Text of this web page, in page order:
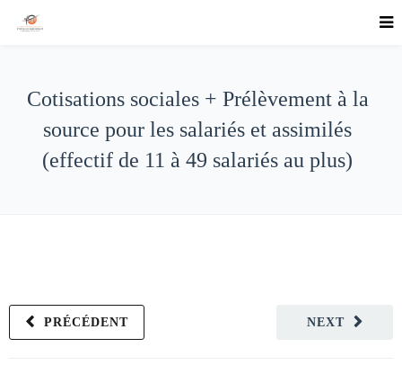
Cotisations sociales + Prélèvement à la
source pour les salariés et assimilés
(effectif de 11 à 49 salariés au plus)
NEXT
PRÉCÉDENT